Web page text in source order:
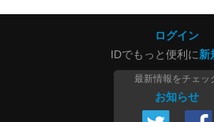
ログイン
IDでもっと便利に新
最新情報をチェッ
お知らせ